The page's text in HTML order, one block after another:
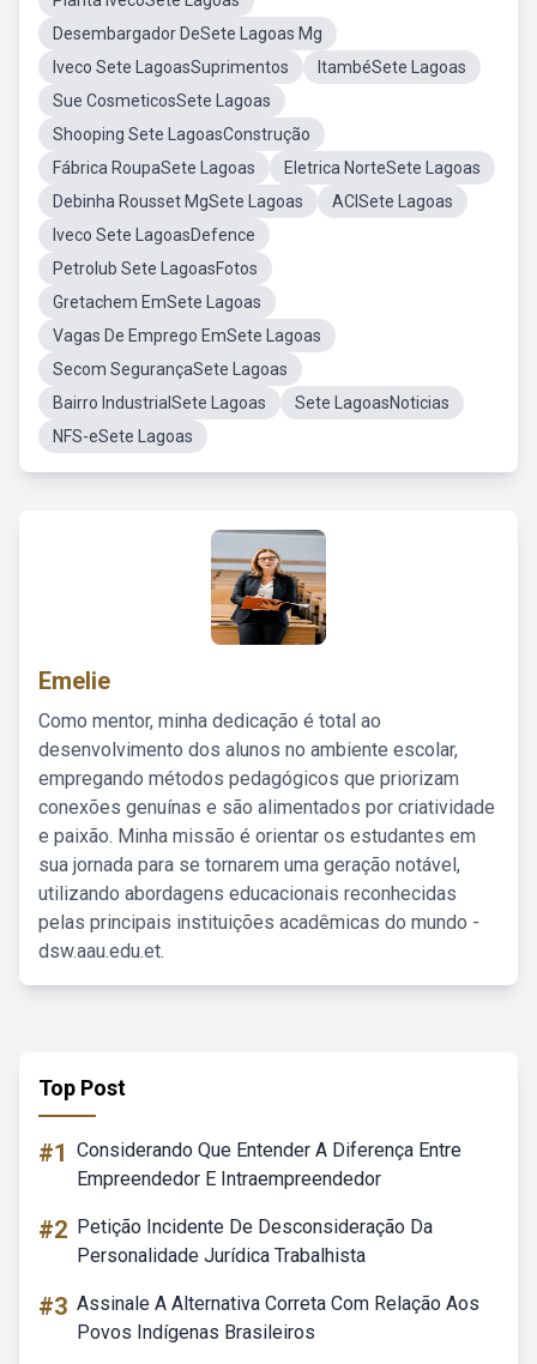
Desembargador DeSete Lagoas Mg
Iveco Sete LagoasSuprimentos
ItambéSete Lagoas
Sue CosmeticosSete Lagoas
Shooping Sete LagoasConstrução
Fábrica RoupaSete Lagoas
Eletrica NorteSete Lagoas
Debinha Rousset MgSete Lagoas
ACISete Lagoas
Iveco Sete LagoasDefence
Petrolub Sete LagoasFotos
Gretachem EmSete Lagoas
Vagas De Emprego EmSete Lagoas
Secom SegurançaSete Lagoas
Bairro IndustrialSete Lagoas
Sete LagoasNoticias
NFS-eSete Lagoas
Emelie
Como mentor, minha dedicação é total ao
desenvolvimento dos alunos no ambiente escolar,
empregando métodos pedagógicos que priorizam
conexões genuínas e são alimentados por criatividade
e paixão. Minha missão é orientar os estudantes em
sua jornada para se tornarem uma geração notável,
utilizando abordagens educacionais reconhecidas
pelas principais instituições acadêmicas do mundo -
dsw.aau.edu.et.
Top Post
#1 Considerando Que Entender A Diferença Entre
Empreendedor E Intraempreendedor
#2 Petição Incidente De Desconsideração Da
Personalidade Jurídica Trabalhista
#3 Assinale A Alternativa Correta Com Relação Aos
Povos Indígenas Brasileiros